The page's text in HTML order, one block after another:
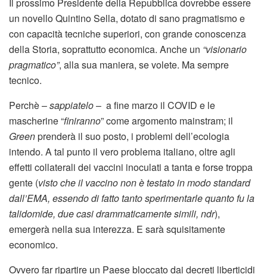
un novello Quintino Sella, dotato di sano pragmatismo e
con capacità tecniche superiori, con grande conoscenza
della Storia, soprattutto economica. Anche un “visionario
pragmatico”, alla sua maniera, se volete. Ma sempre
tecnico.
Perchè –sappiatelo– a fine marzo il COVID e le
mascherine “finiranno” come argomento mainstram; il
Greenprenderà il suo posto, i problemi dell’ecologia
intendo. A tal punto il vero problema italiano, oltre agli
effetti collaterali dei vaccini inoculati a tanta e forse troppa
gente (visto che il vaccino non è testato in modo standard
dall’EMA, essendo di fatto tanto sperimentarle quanto fu la
talidomide, due casi drammaticamente simili, ndr),
emergerà nella sua interezza. E sarà squisitamente
economico.
Ovvero far ripartire un Paese bloccato dai decreti liberticidi